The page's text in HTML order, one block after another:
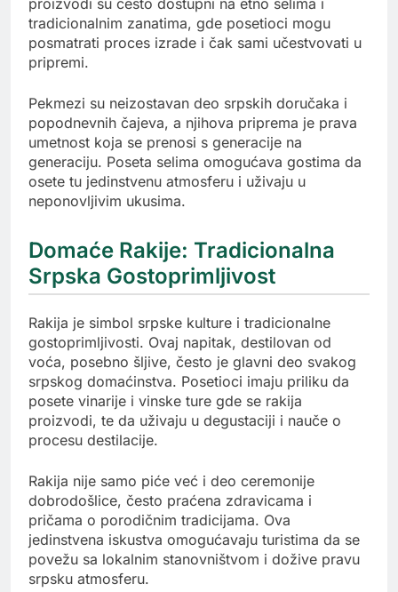
proizvodi su često dostupni na etno selima i
tradicionalnim zanatima, gde posetioci mogu
posmatrati proces izrade i čak sami učestvovati u
pripremi.
Pekmezi su neizostavan deo srpskih doručaka i
popodnevnih čajeva, a njihova priprema je prava
umetnost koja se prenosi s generacije na
generaciju. Poseta selima omogućava gostima da
osete tu jedinstvenu atmosferu i uživaju u
neponovljivim ukusima.
Domaće Rakije: Tradicionalna
Srpska Gostoprimljivost
Rakija je simbol srpske kulture i tradicionalne
gostoprimljivosti. Ovaj napitak, destilovan od
voća, posebno šljive, često je glavni deo svakog
srpskog domaćinstva. Posetioci imaju priliku da
posete vinarije i vinske ture gde se rakija
proizvodi, te da uživaju u degustaciji i nauče o
procesu destilacije.
Rakija nije samo piće već i deo ceremonije
dobrodošlice, često praćena zdravicama i
pričama o porodičnim tradicijama. Ova
jedinstvena iskustva omogućavaju turistima da se
povežu sa lokalnim stanovništvom i dožive pravu
srpsku atmosferu.